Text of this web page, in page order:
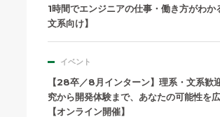
1時間でエンジニアの仕事・働き方がわか
文系向け】
イベント
【28卒／8月インターン】理系・文系歓
究から開発体験まで、あなたの可能性を
【オンライン開催】